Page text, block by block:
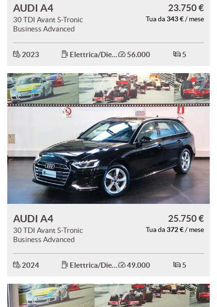
AUDI A4
30 TDI Avant S-Tronic
Business Advanced
23.750 €
Tua da 343 € / mese
2023 Elettrica/Diesel 56.000 5
AUDI A4
30 TDI Avant S-Tronic
Business Advanced
25.750 €
Tua da 372 € / mese
2024 Elettrica/Diesel 49.000 5